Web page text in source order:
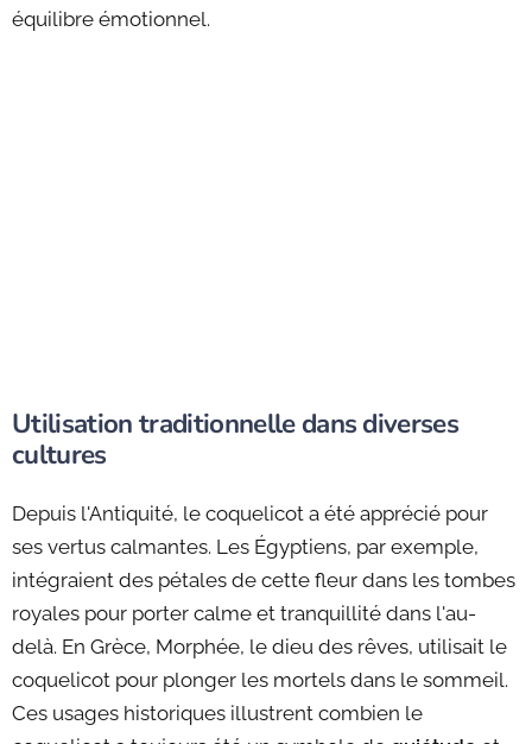
équilibre émotionnel.
Utilisation traditionnelle dans diverses
cultures
Depuis l'Antiquité, le coquelicot a été apprécié pour
ses vertus calmantes. Les Égyptiens, par exemple,
intégraient des pétales de cette fleur dans les tombes
royales pour porter calme et tranquillité dans l'au-
delà. En Grèce, Morphée, le dieu des rêves, utilisait le
coquelicot pour plonger les mortels dans le sommeil.
Ces usages historiques illustrent combien le